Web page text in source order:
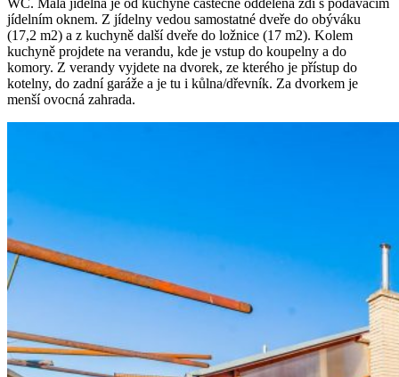
jídelním oknem. Z jídelny vedou samostatné dveře do obýváku
(17,2 m2) a z kuchyně další dveře do ložnice (17 m2). Kolem
kuchyně projdete na verandu, kde je vstup do koupelny a do
komory. Z verandy vyjdete na dvorek, ze kterého je přístup do
kotelny, do zadní garáže a je tu i kůlna/dřevník. Za dvorkem je
menší ovocná zahrada.